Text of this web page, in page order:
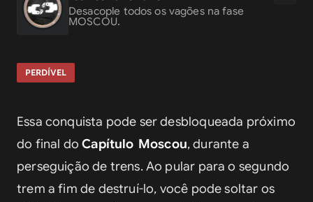
Desacople todos os vagões na fase
MOSCOU.
PERDÍVEL
Essa conquista pode ser desbloqueada próximo
do final do Capítulo Moscou, durante a
perseguição de trens. Ao pular para o segundo
trem a fim de destruí-lo, você pode soltar os